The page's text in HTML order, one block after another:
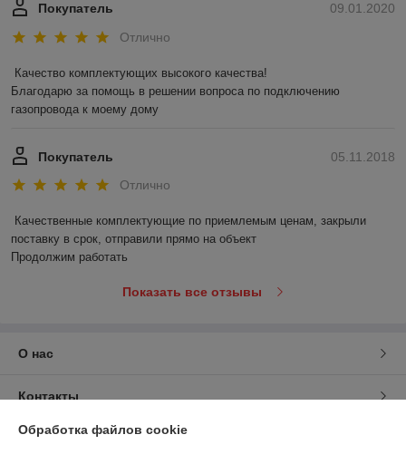
09.01.2020
Покупатель
Отлично
Качество комплектующих высокого качества!
Благодарю за помощь в решении вопроса по подключению
газопровода к моему дому
05.11.2018
Покупатель
Отлично
Качественные комплектующие по приемлемым ценам, закрыли
поставку в срок, отправили прямо на объект
Продолжим работать
Показать все отзывы
О нас
Контакты
Доставка и оплата
Обработка файлов cookie